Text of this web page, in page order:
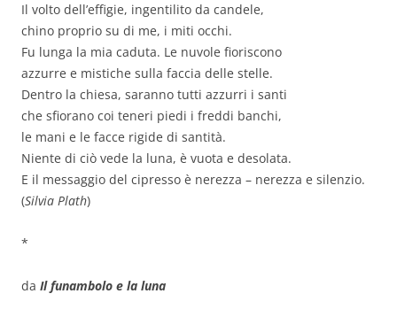
Il volto dell’effigie, ingentilito da candele,
chino proprio su di me, i miti occhi.
Fu lunga la mia caduta. Le nuvole fioriscono
azzurre e mistiche sulla faccia delle stelle.
Dentro la chiesa, saranno tutti azzurri i santi
che sfiorano coi teneri piedi i freddi banchi,
le mani e le facce rigide di santità.
Niente di ciò vede la luna, è vuota e desolata.
E il messaggio del cipresso è nerezza – nerezza e silenzio.
(Silvia Plath)
*
da Il funambolo e la luna